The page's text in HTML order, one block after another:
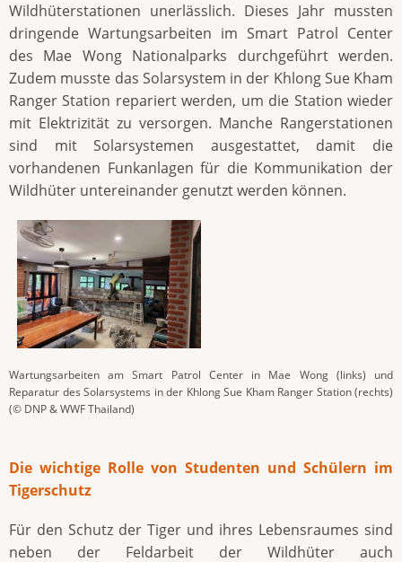
Wildhüterstationen unerlässlich. Dieses Jahr mussten
dringende Wartungsarbeiten im Smart Patrol Center
des Mae Wong Nationalparks durchgeführt werden.
Zudem musste das Solarsystem in der Khlong Sue Kham
Ranger Station repariert werden, um die Station wieder
mit Elektrizität zu versorgen. Manche Rangerstationen
sind mit Solarsystemen ausgestattet, damit die
vorhandenen Funkanlagen für die Kommunikation der
Wildhüter untereinander genutzt werden können.
Wartungsarbeiten am Smart Patrol Center in Mae Wong (links) und
Reparatur des Solarsystems in der Khlong Sue Kham Ranger Station (rechts)
(© DNP & WWF Thailand)
Die wichtige Rolle von Studenten und Schülern im
Tigerschutz
Für den Schutz der Tiger und ihres Lebensraumes sind
neben der Feldarbeit der Wildhüter auch